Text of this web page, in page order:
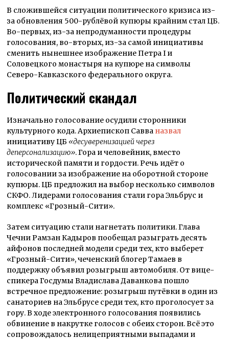
В сложившейся ситуации политического кризиса из-
за обновления 500-рублёвой купюры крайним стал ЦБ.
Во-первых, из-за непродуманности процедуры
голосования, во-вторых, из-за самой инициативы
сменить нынешнее изображение Петра I и
Соловецкого монастыря на купюре на символы
Северо-Кавказского федерального округа.
Политический скандал
Изначально голосование осудили сторонники
культурного кода. Архиепископ Савва назвал
инициативу ЦБ«десуверенизацией через
деперсонализацию». Гора и человейник, вместо
исторической памяти и гордости. Речь идёт о
голосовании за изображение на оборотной стороне
купюры. ЦБ предложил на выбор несколько символов
СКФО. Лидерами голосования стали гора Эльбрус и
комплекс «Грозный-Сити».
Затем ситуацию стали нагнетать политики. Глава
Чечни Рамзан Кадыров пообещал разыграть десять
айфонов последней модели среди тех, кто выберет
«Грозный-Сити», чеченский блогер Тамаев в
поддержку объявил розыгрыш автомобиля. От вице-
спикера Госдумы Владислава Даванкова пошло
встречное предложение: розыгрыш путёвки в один из
санаториев на Эльбрусе среди тех, кто проголосует за
гору. В ходе электронного голосования появились
обвинение в накрутке голосов с обеих сторон. Всё это
сопровождалось нелицеприятными выпадами и